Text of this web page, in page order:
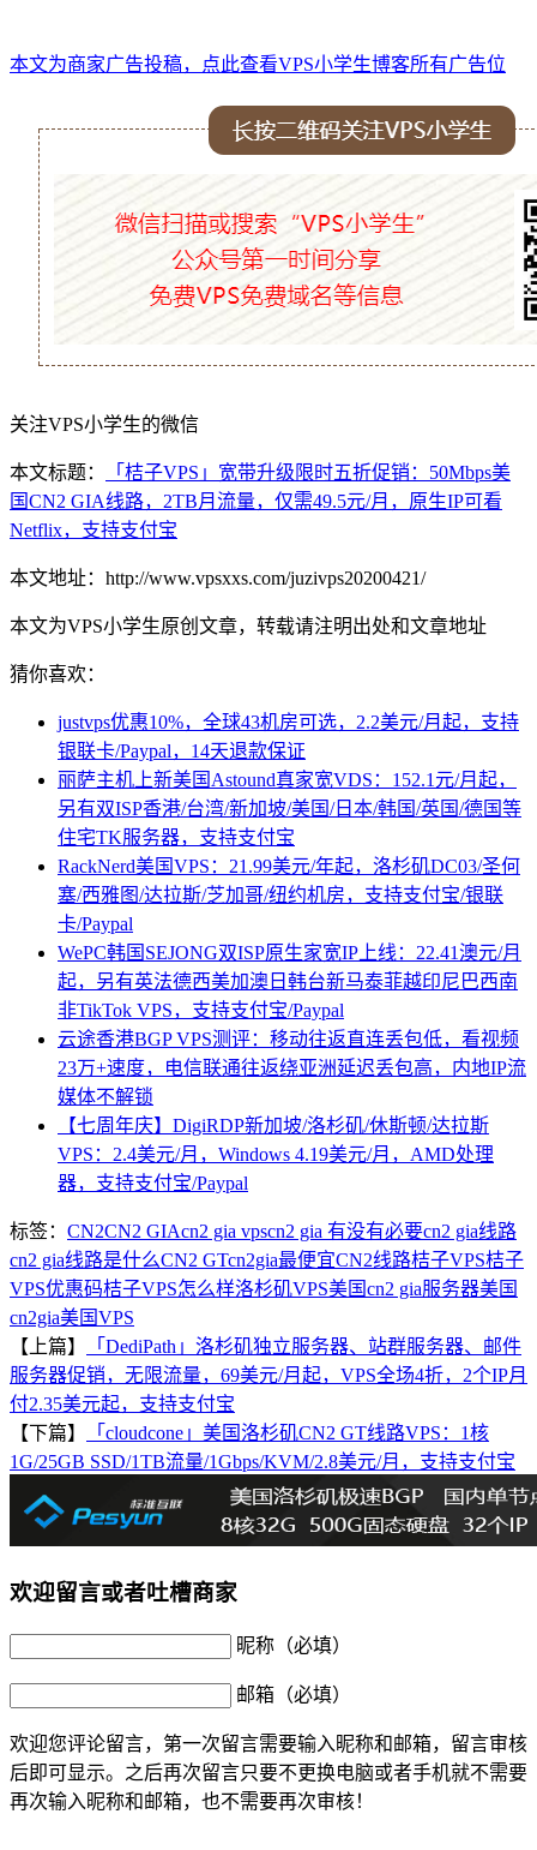
本文为商家广告投稿，点此查看VPS小学生博客所有广告位
关注VPS小学生的微信
本文标题：
「桔子VPS」宽带升级限时五折促销：50Mbps美
国CN2 GIA线路，2TB月流量，仅需49.5元/月，原生IP可看
Netflix，支持支付宝
本文地址：http://www.vpsxxs.com/juzivps20200421/
本文为VPS小学生原创文章，转载请注明出处和文章地址
猜你喜欢：
justvps优惠10%，全球43机房可选，2.2美元/月起，支持
银联卡/Paypal，14天退款保证
丽萨主机上新美国Astound真家宽VDS：152.1元/月起，
另有双ISP香港/台湾/新加坡/美国/日本/韩国/英国/德国等
住宅TK服务器，支持支付宝
RackNerd美国VPS：21.99美元/年起，洛杉矶DC03/圣何
塞/西雅图/达拉斯/芝加哥/纽约机房，支持支付宝/银联
卡/Paypal
WePC韩国SEJONG双ISP原生家宽IP上线：22.41澳元/月
起，另有英法德西美加澳日韩台新马泰菲越印尼巴西南
非TikTok VPS，支持支付宝/Paypal
云途香港BGP VPS测评：移动往返直连丢包低，看视频
23万+速度，电信联通往返绕亚洲延迟丢包高，内地IP流
媒体不解锁
【七周年庆】DigiRDP新加坡/洛杉矶/休斯顿/达拉斯
VPS：2.4美元/月，Windows 4.19美元/月，AMD处理
器，支持支付宝/Paypal
标签： CN2CN2 GIAcn2 gia vpscn2 gia 有没有必要cn2 gia线路
cn2 gia线路是什么CN2 GTcn2gia最便宜CN2线路桔子VPS桔子
VPS优惠码桔子VPS怎么样洛杉矶VPS美国cn2 gia服务器美国
cn2gia美国VPS
【上篇】
「DediPath」洛杉矶独立服务器、站群服务器、邮件
服务器促销，无限流量，69美元/月起，VPS全场4折，2个IP月
付2.35美元起，支持支付宝
【下篇】
「cloudcone」美国洛杉矶CN2 GT线路VPS：1核
1G/25GB SSD/1TB流量/1Gbps/KVM/2.8美元/月，支持支付宝
欢迎留言或者吐槽商家
昵称（必填）
邮箱（必填）
欢迎您评论留言，第一次留言需要输入昵称和邮箱，留言审核
后即可显示。之后再次留言只要不更换电脑或者手机就不需要
再次输入昵称和邮箱，也不需要再次审核！